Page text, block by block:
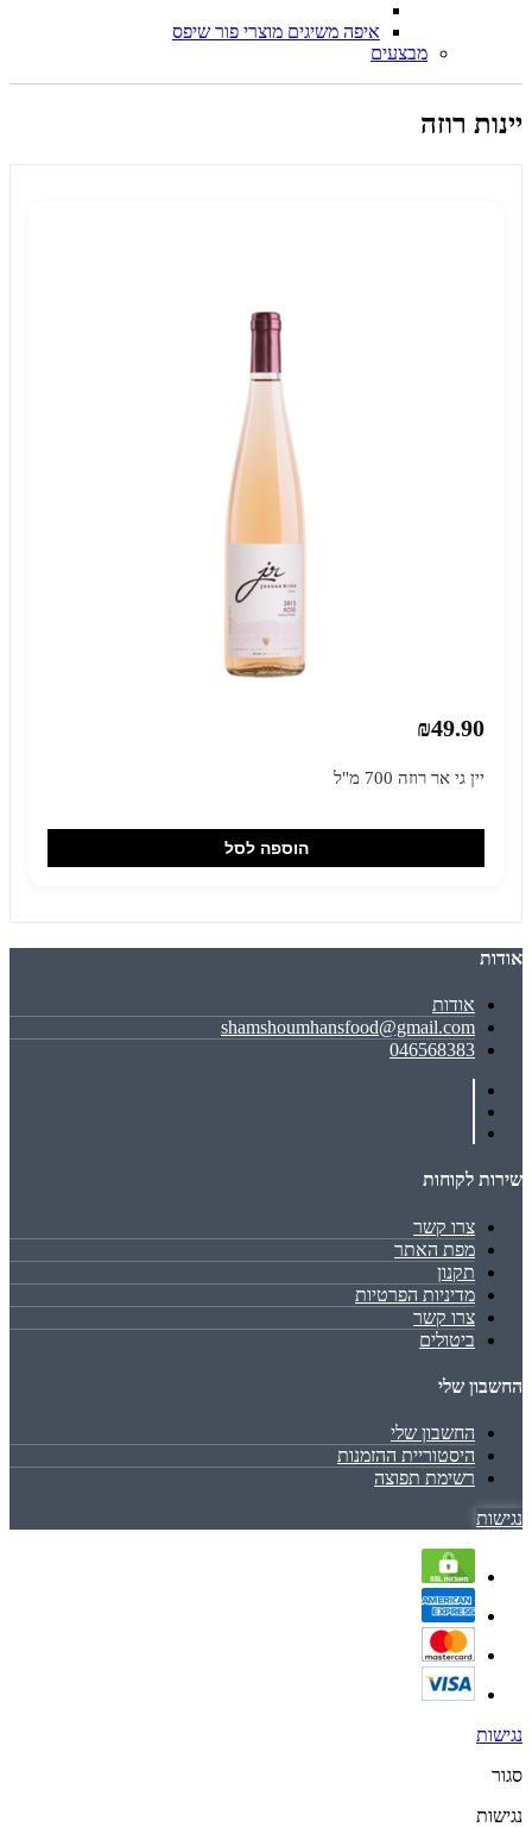
איפה משיגים מוצרי פור שיפס
מבצעים
יינות רוזה
₪49.90
יין גי אר רוזה 700 מ"ל
הוספה לסל
אודות
אודות
shamshoumhansfood@gmail.com
046568383
שירות לקוחות
צרו קשר
מפת האתר
תקנון
מדיניות הפרטיות
צרו קשר
ביטולים
החשבון שלי
החשבון שלי
היסטוריית ההזמנות
רשימת תפוצה
נגישות
נגישות
סגור
נגישות